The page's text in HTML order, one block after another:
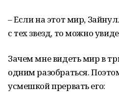
– Если на этот мир,
с тех звезд, то можно
Зачем мне видеть мир в
одним разобраться.
усмешкой прервать его: